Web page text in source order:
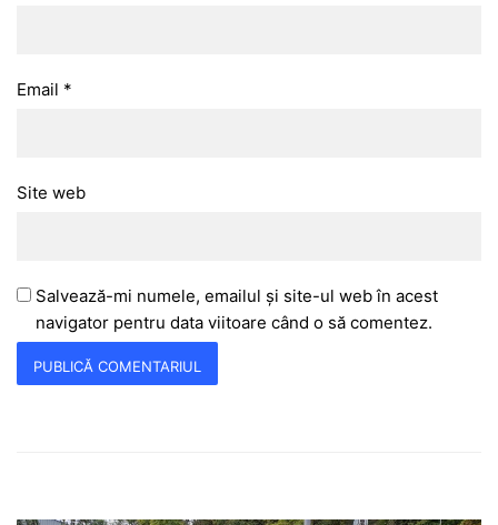
Email *
Site web
Salvează-mi numele, emailul și site-ul web în acest
navigator pentru data viitoare când o să comentez.